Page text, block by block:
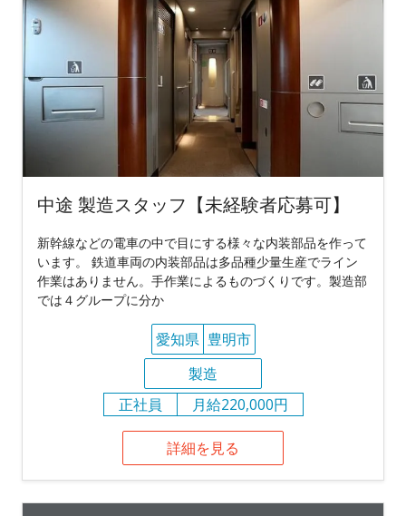
中途 製造スタッフ【未経験者応募可】
新幹線などの電車の中で目にする様々な内装部品を作って
います。 鉄道車両の内装部品は多品種少量生産でライン
作業はありません。手作業によるものづくりです。製造部
では４グループに分か
愛知県 豊明市
製造
正社員
月給220,000円
詳細を見る